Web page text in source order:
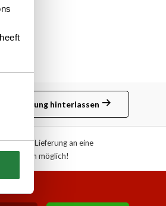
Bewertung hinterlassen
oder Lieferung an eine
möglich!